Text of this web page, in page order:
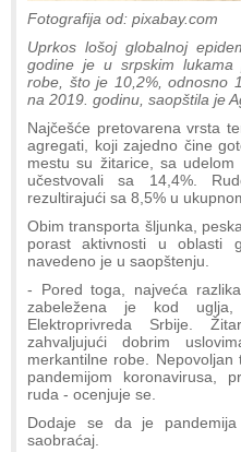
Fotografija od: pixabay.com
Uprkos lošoj globalnoj
godine je u srpskim lukama
robe, što je 10,2%, odnosno
na 2019. godinu, saopštila je
Najčešće pretovarena vrsta
agregati, koji zajedno čine
mestu su žitarice, sa
učestvovali sa 14,4%.
rezultirajući sa 8,5% u
Obim transporta šljunka,
porast aktivnosti u oblasti
navedeno je u saopštenju.
- Pored toga, najveća
zabeležena je kod
Elektroprivreda Srbije.
zahvaljujući dobrim
merkantilne robe.
pandemijom koronavirusa,
ruda - ocenjuje se.
Dodaje se da je
saobraćaj.